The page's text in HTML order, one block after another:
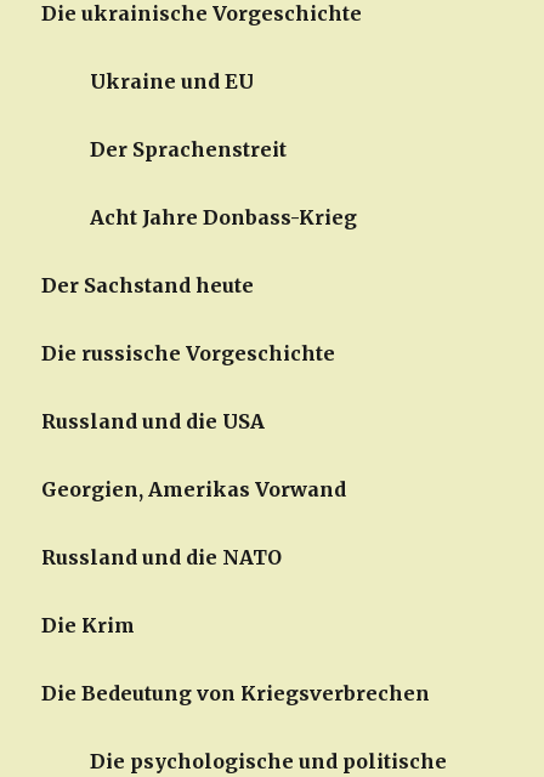
Die ukrainische Vorgeschichte
Ukraine und EU
Der Sprachenstreit
Acht Jahre Donbass-Krieg
Der Sachstand heute
Die russische Vorgeschichte
Russland und die USA
Georgien, Amerikas Vorwand
Russland und die NATO
Die Krim
Die Bedeutung von Kriegsverbrechen
Die psychologische und politische